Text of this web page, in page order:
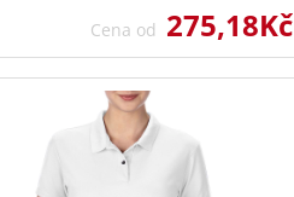
Cena od 275,18Kč